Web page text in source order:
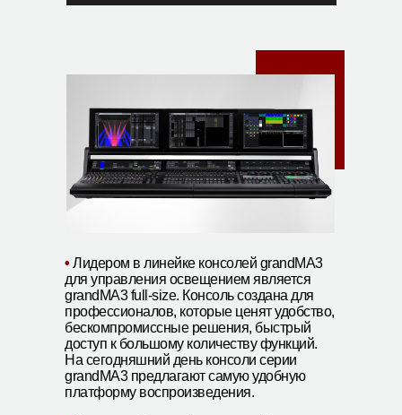
• Лидером в линейке консолей grandMA3
для управления освещением является
grandMA3 full-size. Консоль создана для
профессионалов, которые ценят удобство,
бескомпромиссные решения, быстрый
доступ к большому количеству функций.
На сегодняшний день консоли серии
grandMA3 предлагают самую удобную
платформу воспроизведения.